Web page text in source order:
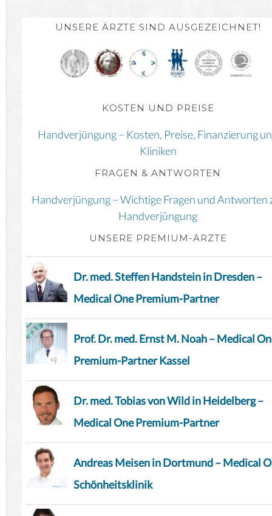
UNSERE ÄRZTE SIND AUSGEZEICHNET!
KOSTEN UND PREISE
Handverjüngung – Kosten, Preise, Finanzierung
Kliniken
FRAGEN & ANTWORTEN
Handverjüngung – Wichtige Fragen und Antworten
Handverjüngung
UNSERE PREMIUM-ÄRZTE
Dr. med. Steffen Handstein in Dresden –
Medical One Premium-Partner
Prof. Dr. med. Ernst M. Noah – Medical
Premium-Partner Kassel
Dr. med. Tobias von Wild in Heidelberg –
Medical One Premium-Partner
Andreas Meisen in Dortmund – Medical
Schönheitsklinik